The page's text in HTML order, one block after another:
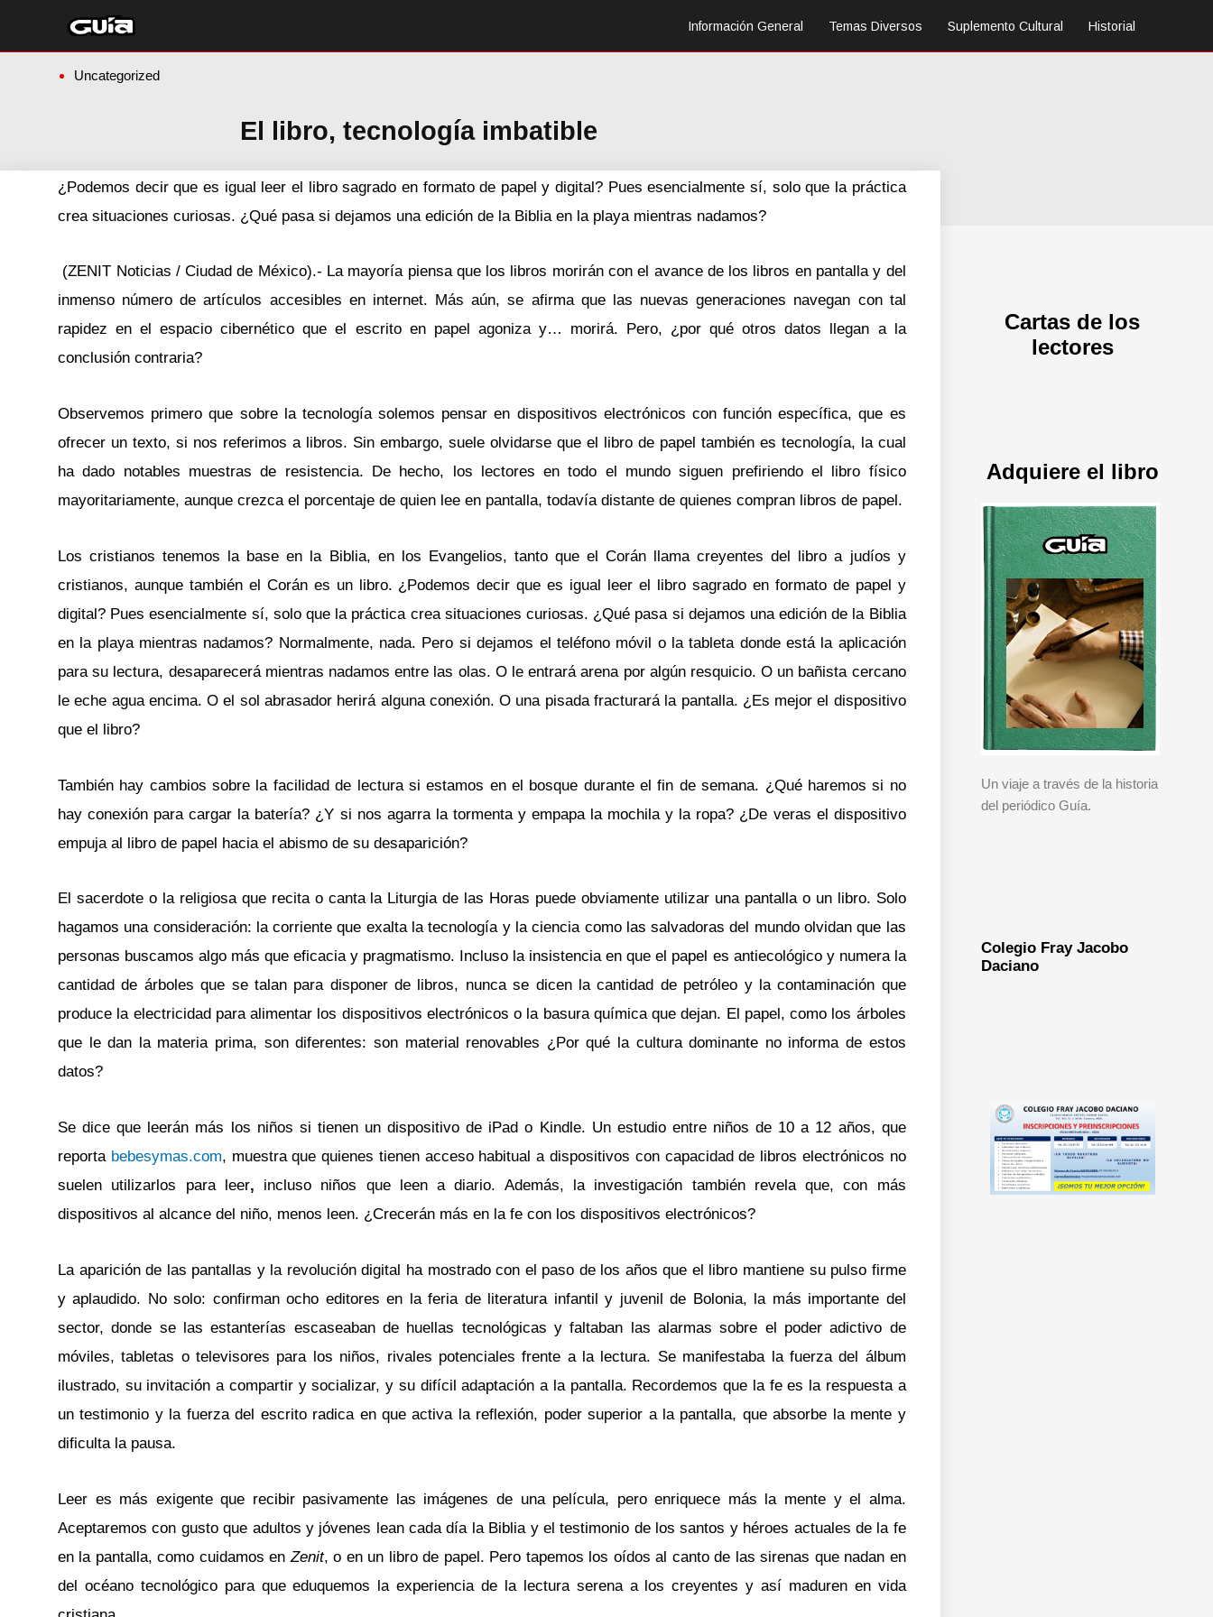
contenido
Información General Temas Diversos Suplemento Cultural Historial
Uncategorized
El libro, tecnología imbatible
¿Podemos decir que es igual leer el libro sagrado en formato de papel y digital? Pues esencialmente sí, solo que la práctica
crea situaciones curiosas. ¿Qué pasa si dejamos una edición de la Biblia en la playa mientras nadamos?
(ZENIT Noticias / Ciudad de México).- La mayoría piensa que los libros morirán con el avance de los libros en pantalla y del
inmenso número de artículos accesibles en internet. Más aún, se afirma que las nuevas generaciones navegan con tal
rapidez en el espacio cibernético que el escrito en papel agoniza y… morirá. Pero, ¿por qué otros datos llegan a la
conclusión contraria?
Observemos primero que sobre la tecnología solemos pensar en dispositivos electrónicos con función específica, que es
ofrecer un texto, si nos referimos a libros. Sin embargo, suele olvidarse que el libro de papel también es tecnología, la cual
ha dado notables muestras de resistencia. De hecho, los lectores en todo el mundo siguen prefiriendo el libro físico
mayoritariamente, aunque crezca el porcentaje de quien lee en pantalla, todavía distante de quienes compran libros de papel.
Los cristianos tenemos la base en la Biblia, en los Evangelios, tanto que el Corán llama creyentes del libro a judíos y
cristianos, aunque también el Corán es un libro. ¿Podemos decir que es igual leer el libro sagrado en formato de papel y
digital? Pues esencialmente sí, solo que la práctica crea situaciones curiosas. ¿Qué pasa si dejamos una edición de la Biblia
en la playa mientras nadamos? Normalmente, nada. Pero si dejamos el teléfono móvil o la tableta donde está la aplicación
para su lectura, desaparecerá mientras nadamos entre las olas. O le entrará arena por algún resquicio. O un bañista cercano
le eche agua encima. O el sol abrasador herirá alguna conexión. O una pisada fracturará la pantalla. ¿Es mejor el dispositivo
que el libro?
También hay cambios sobre la facilidad de lectura si estamos en el bosque durante el fin de semana. ¿Qué haremos si no
hay conexión para cargar la batería? ¿Y si nos agarra la tormenta y empapa la mochila y la ropa? ¿De veras el dispositivo
empuja al libro de papel hacia el abismo de su desaparición?
El sacerdote o la religiosa que recita o canta la Liturgia de las Horas puede obviamente utilizar una pantalla o un libro. Solo
hagamos una consideración: la corriente que exalta la tecnología y la ciencia como las salvadoras del mundo olvidan que las
personas buscamos algo más que eficacia y pragmatismo. Incluso la insistencia en que el papel es antiecológico y numera la
cantidad de árboles que se talan para disponer de libros, nunca se dicen la cantidad de petróleo y la contaminación que
produce la electricidad para alimentar los dispositivos electrónicos o la basura química que dejan. El papel, como los árboles
que le dan la materia prima, son diferentes: son material renovables ¿Por qué la cultura dominante no informa de estos
datos?
Se dice que leerán más los niños si tienen un dispositivo de iPad o Kindle. Un estudio entre niños de 10 a 12 años, que
reporta bebesymas.com, muestra que quienes tienen acceso habitual a dispositivos con capacidad de libros electrónicos no
suelen utilizarlos para leer, incluso niños que leen a diario. Además, la investigación también revela que, con más
dispositivos al alcance del niño, menos leen. ¿Crecerán más en la fe con los dispositivos electrónicos?
La aparición de las pantallas y la revolución digital ha mostrado con el paso de los años que el libro mantiene su pulso firme
y aplaudido. No solo: confirman ocho editores en la feria de literatura infantil y juvenil de Bolonia, la más importante del
sector, donde se las estanterías escaseaban de huellas tecnológicas y faltaban las alarmas sobre el poder adictivo de
móviles, tabletas o televisores para los niños, rivales potenciales frente a la lectura. Se manifestaba la fuerza del álbum
ilustrado, su invitación a compartir y socializar, y su difícil adaptación a la pantalla. Recordemos que la fe es la respuesta a
un testimonio y la fuerza del escrito radica en que activa la reflexión, poder superior a la pantalla, que absorbe la mente y
dificulta la pausa.
Leer es más exigente que recibir pasivamente las imágenes de una película, pero enriquece más la mente y el alma.
Aceptaremos con gusto que adultos y jóvenes lean cada día la Biblia y el testimonio de los santos y héroes actuales de la fe
en la pantalla, como cuidamos en Zenit, o en un libro de papel. Pero tapemos los oídos al canto de las sirenas que nadan en
del océano tecnológico para que eduquemos la experiencia de la lectura serena a los creyentes y así maduren en vida
Cartas de los
lectores
Adquiere el libro
Un viaje a través de la historia
del periódico Guía.
Colegio Fray Jacobo
Daciano